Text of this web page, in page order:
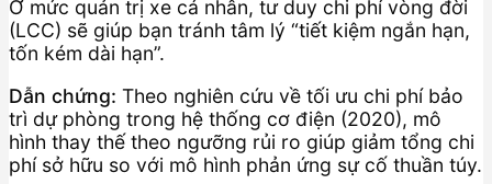
Ở mức quản trị xe cá nhân, tư duy chi phí vòng đời
(LCC) sẽ giúp bạn tránh tâm lý “tiết kiệm ngắn hạn,
tốn kém dài hạn”.
Dẫn chứng: Theo nghiên cứu về tối ưu chi phí bảo
trì dự phòng trong hệ thống cơ điện (2020), mô
hình thay thế theo ngưỡng rủi ro giúp giảm tổng chi
phí sở hữu so với mô hình phản ứng sự cố thuần túy.